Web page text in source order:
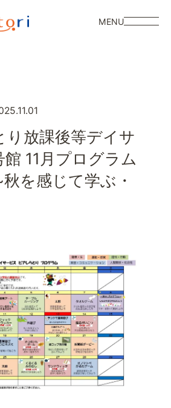
MENU
り放課後等デイサ
11月プログラム
を感じて学ぶ・